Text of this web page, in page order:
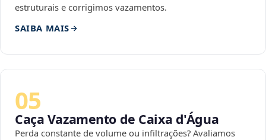
estruturais e corrigimos vazamentos.
SAIBA MAIS
05
Caça Vazamento de Caixa d'Água
Perda constante de volume ou infiltrações? Avaliamos